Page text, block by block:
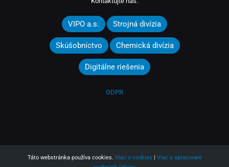
VIPO a.s. Strojná divízia
Skúšobníctvo Chemická divízia
Digitálne riešenia
GDPR
Táto webstránka používa cookies. Viac o cookies | Viac o spracovaní